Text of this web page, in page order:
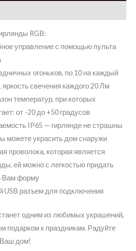
RGB:
управление с помощью пульта
огоньков, по 10 на каждый
свечения каждого 20 Лм
температур, при которых
от -20 до +50 градусов
IP65 — гирлянде не страшны
можете украсить дом снаружи
проволока, которая является
ей можно с легкостью придать
Вам форму
USВ разъем для подключения
одним из любимых украшений,
подарком к праздникам. Радуйте
Ваш дом!